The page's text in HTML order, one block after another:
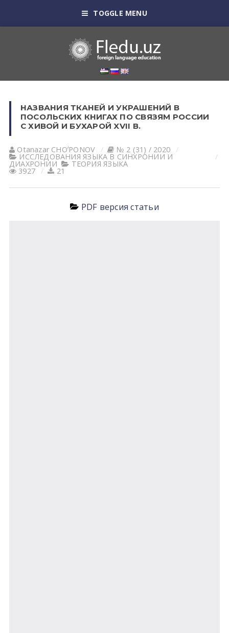
TOGGLE MENU
НАЗВАНИЯ ТКАНЕЙ И УКРАШЕНИЙ В
ПОСОЛЬСКИХ КНИГАХ ПО СВЯЗЯМ РОССИИ
С ХИВОЙ И БУХАРОЙ XVII В.
Otanazar CHOʼPONOV № 2 (31) / 2020
ИССЛЕДОВАНИЯ ЯЗЫКА В СИНХРОНИИ И
ДИАХРОНИИ ТЕОРИЯ ЯЗЫКА
3927 21
PDF версия статьи